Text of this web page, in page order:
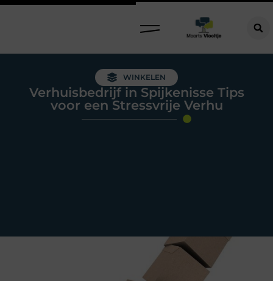
WINKELEN
Verhuisbedrijf in Spijkenisse Tips
voor een Stressvrije Verhu